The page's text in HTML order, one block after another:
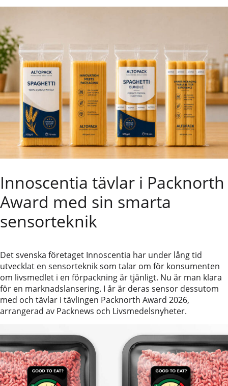
Innoscentia tävlar i Packnorth
Award med sin smarta
sensorteknik
Det svenska företaget Innoscentia har under lång tid
utvecklat en sensorteknik som talar om för konsumenten
om livsmedlet i en förpackning är tjänligt. Nu är man klara
för en marknadslansering. I år är deras sensor dessutom
med och tävlar i tävlingen Packnorth Award 2026,
arrangerad av Packnews och Livsmedelsnyheter.